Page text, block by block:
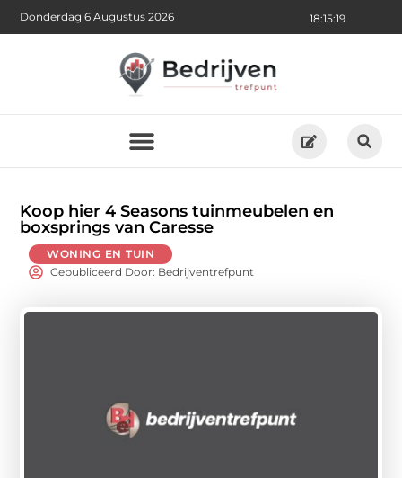
18:15:21
Donderdag 6 Augustus 2026
Koop hier 4 Seasons tuinmeubelen en
boxsprings van Caresse
WONING EN TUIN
Gepubliceerd Door: Bedrijventrefpunt